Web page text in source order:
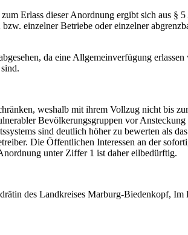
Erlass dieser Anordnung ergibt sich aus
einzelner Betriebe oder einzelner
da eine Allgemeinverfügung
weshalb mit ihrem Vollzug nicht bis
Bevölkerungsgruppen vor
sind deutlich höher zu bewerten als
Die Öffentlichen Interessen an der
unter Ziffer 1 ist daher eilbedürftig.
des Landkreises Marburg-Biedenkopf,